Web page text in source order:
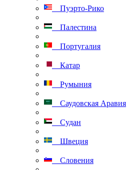
Пуэрто-Рико
Палестина
Португалия
Катар
Румыния
Саудовская Аравия
Судан
Швеция
Словения